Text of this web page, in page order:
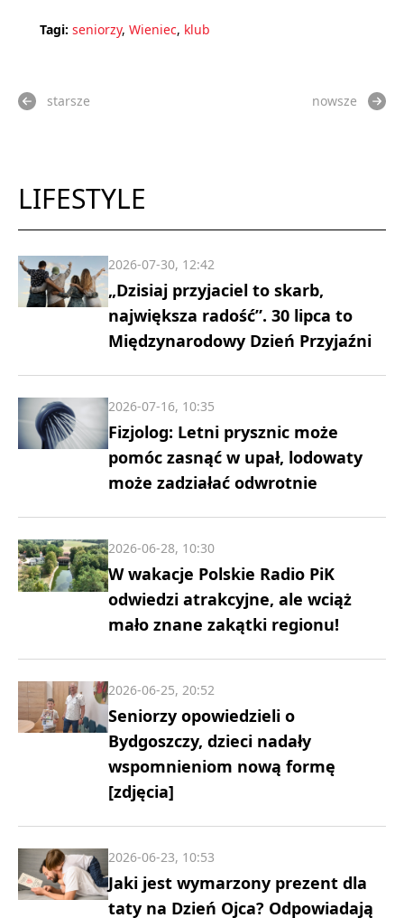
Tagi: seniorzy, Wieniec, klub
starsze nowsze
LIFESTYLE
„Dzisiaj przyjaciel to skarb,
największa radość”. 30 lipca to
Międzynarodowy Dzień Przyjaźni
2026-07-30, 12:42
Fizjolog: Letni prysznic może
pomóc zasnąć w upał, lodowaty
może zadziałać odwrotnie
2026-07-16, 10:35
W wakacje Polskie Radio PiK
odwiedzi atrakcyjne, ale wciąż
mało znane zakątki regionu!
2026-06-28, 10:30
Seniorzy opowiedzieli o
Bydgoszczy, dzieci nadały
wspomnieniom nową formę
[zdjęcia]
2026-06-25, 20:52
Jaki jest wymarzony prezent dla
taty na Dzień Ojca? Odpowiadają
2026-06-23, 10:53